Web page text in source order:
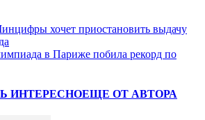
хочет приостановить выдачу
в Париже побила рекорд по
ИНТЕРЕСНОЕЩЕ ОТ АВТОРА